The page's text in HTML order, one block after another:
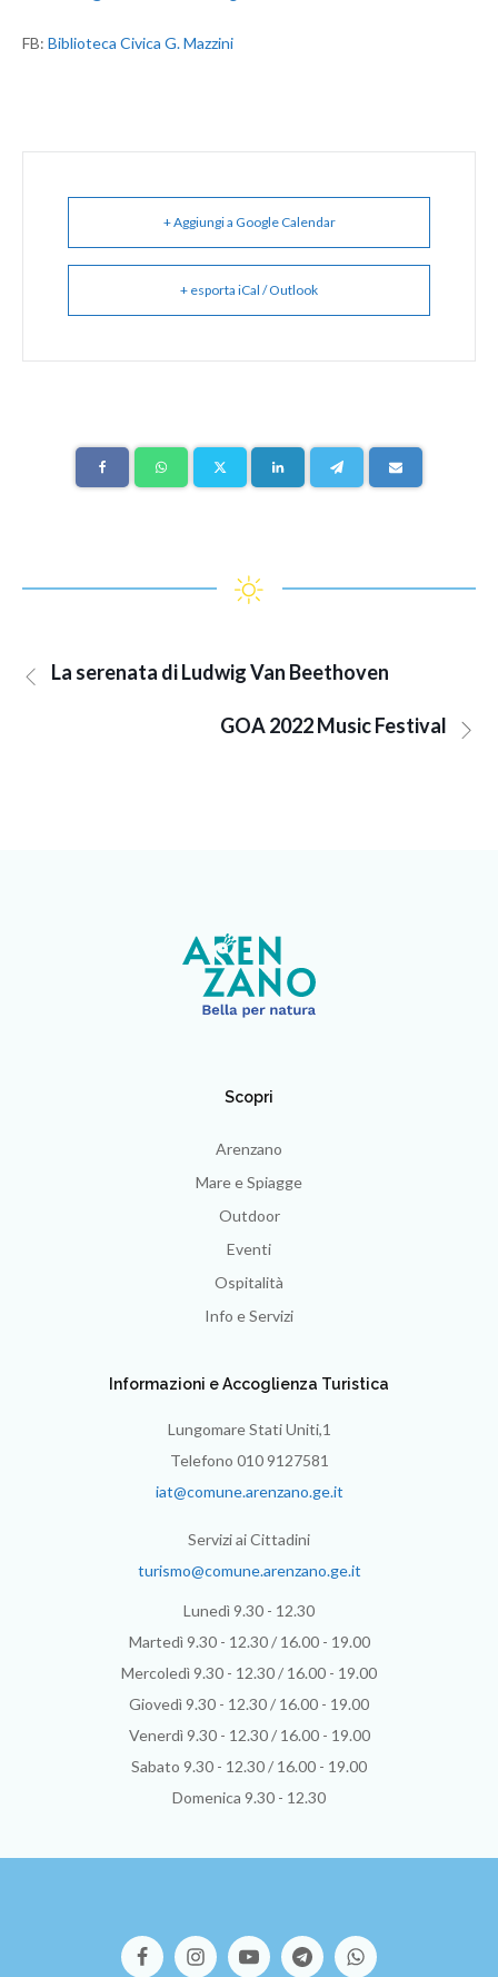
FB: Biblioteca Civica G. Mazzini
+ Aggiungi a Google Calendar
+ esporta iCal / Outlook
La serenata di Ludwig Van Beethoven
GOA 2022 Music Festival
Scopri
Arenzano
Mare e Spiagge
Outdoor
Eventi
Ospitalità
Info e Servizi
Informazioni e Accoglienza Turistica
Lungomare Stati Uniti,1
Telefono 010 9127581
iat@comune.arenzano.ge.it
Servizi ai Cittadini
turismo@comune.arenzano.ge.it
Lunedì 9.30 - 12.30
Martedì 9.30 - 12.30 / 16.00 - 19.00
Mercoledì 9.30 - 12.30 / 16.00 - 19.00
Giovedì 9.30 - 12.30 / 16.00 - 19.00
Venerdì 9.30 - 12.30 / 16.00 - 19.00
Sabato 9.30 - 12.30 / 16.00 - 19.00
Domenica 9.30 - 12.30